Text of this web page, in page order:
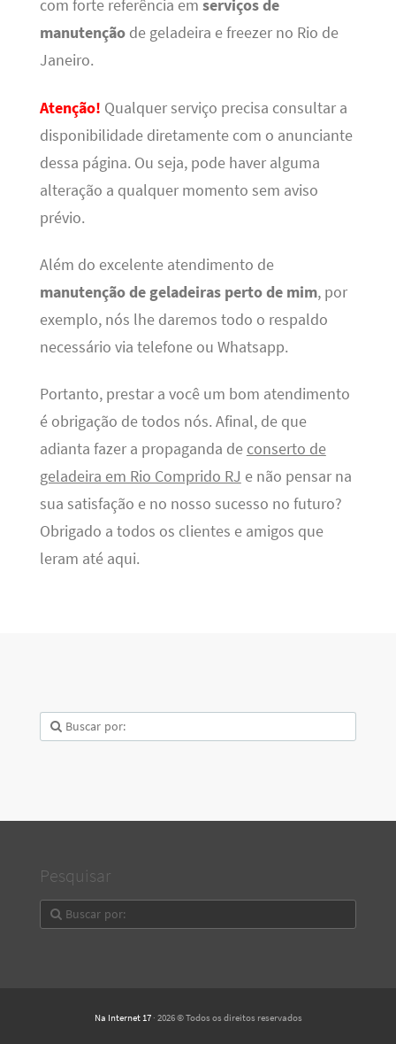
com forte referência em serviços de
manutençãode geladeira e freezer no Rio de
Janeiro.
Atenção! Qualquer serviço precisa consultar a
disponibilidade diretamente com o anunciante
dessa página. Ou seja, pode haver alguma
alteração a qualquer momento sem aviso
prévio.
Além do excelente atendimento de
manutenção de geladeiras perto de mim, por
exemplo, nós lhe daremos todo o respaldo
necessário via telefone ou Whatsapp.
Portanto, prestar a você um bom atendimento
é obrigação de todos nós. Afinal, de que
adianta fazer a propaganda de conserto de
geladeira em Rio Comprido RJ e não pensar na
sua satisfação e no nosso sucesso no futuro?
Obrigado a todos os clientes e amigos que
leram até aqui.
Pesquisar
Na Internet 17· 2026 © Todos os direitos reservados